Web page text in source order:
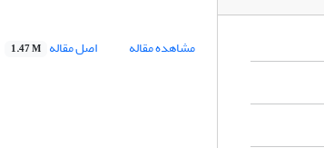
مشاهده مقاله
اصل مقاله 1.47 M